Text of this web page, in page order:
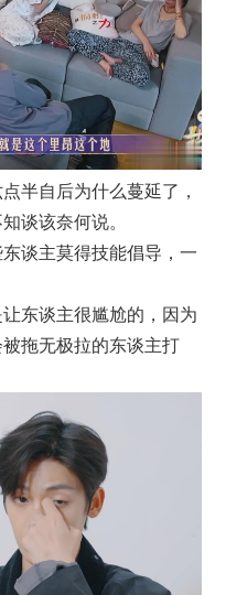
半自后为什么蔓延了，
谈该奈何说。
谈主莫得技能倡导，一
东谈主很尴尬的，因为
拖无极拉的东谈主打